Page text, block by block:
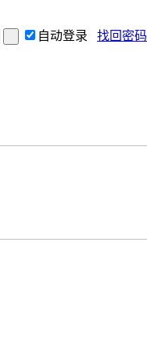
自动登录 找回密码